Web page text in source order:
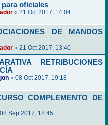
oficiales
« 21 Oct 2017, 14:04
DE MANDOS
« 21 Oct 2017, 13:40
RETRIBUCIONES
« 08 Oct 2017, 19:18
COMPLEMENTO DE
08 Sep 2017, 18:45